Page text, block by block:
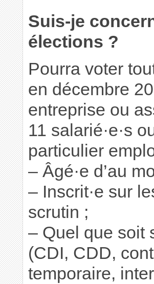
Suis-je
élections ?
Pourra voter
en décembre
entreprise ou
11 salarié·e·s
particulier
– Âgé·e d’au
– Inscrit·e sur
scrutin ;
– Quel que soit
(CDI, CDD,
temporaire,